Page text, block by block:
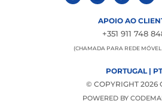
APOIO AO
+351 911 748
(CHAMADA PARA REDE
PORTUGAL | PT
© COPYRIGHT 2026
POWERED BY